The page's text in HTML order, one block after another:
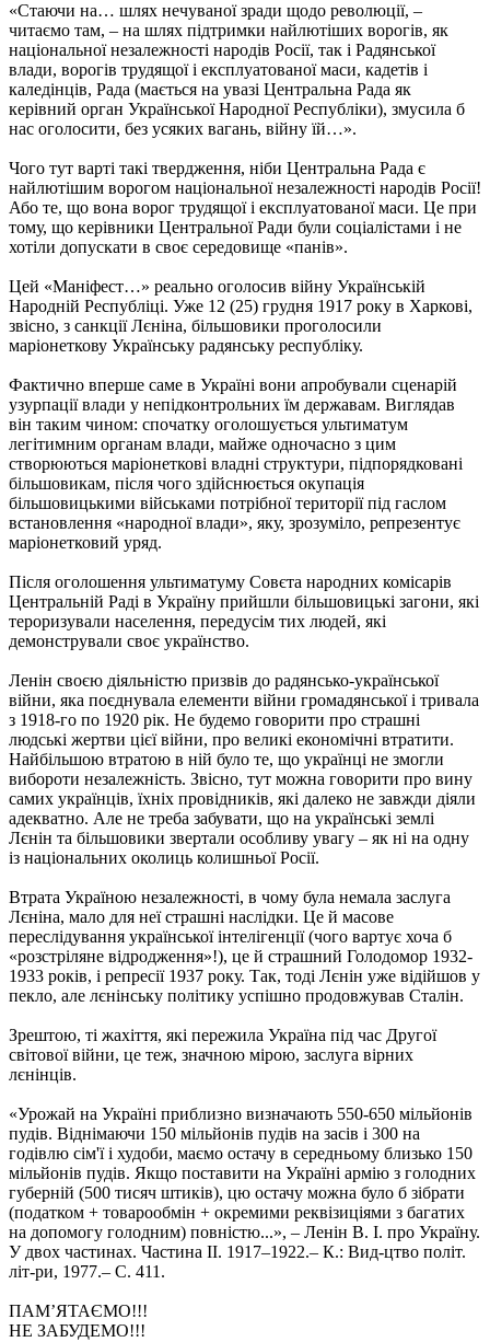
«Стаючи на… шлях нечуваної зради щодо революції, –
читаємо там, – на шлях підтримки найлютіших ворогів, як
національної незалежності народів Росії, так і Радянської
влади, ворогів трудящої і експлуатованої маси, кадетів і
каледінців, Рада (мається на увазі Центральна Рада як
керівний орган Української Народної Республіки), змусила б
нас оголосити, без усяких вагань, війну їй…».
Чого тут варті такі твердження, ніби Центральна Рада є
найлютішим ворогом національної незалежності народів Росії!
Або те, що вона ворог трудящої і експлуатованої маси. Це при
тому, що керівники Центральної Ради були соціалістами і не
хотіли допускати в своє середовище «панів».
Цей «Маніфест…» реально оголосив війну Українській
Народній Республіці. Уже 12 (25) грудня 1917 року в Харкові,
звісно, з санкції Лєніна, більшовики проголосили
маріонеткову Українську радянську республіку.
Фактично вперше саме в Україні вони апробували сценарій
узурпації влади у непідконтрольних їм державам. Виглядав
він таким чином: спочатку оголошується ультиматум
легітимним органам влади, майже одночасно з цим
створюються маріонеткові владні структури, підпорядковані
більшовикам, після чого здійснюється окупація
більшовицькими військами потрібної території під гаслом
встановлення «народної влади», яку, зрозуміло, репрезентує
маріонетковий уряд.
Після оголошення ультиматуму Совєта народних комісарів
Центральній Раді в Україну прийшли більшовицькі загони, які
тероризували населення, передусім тих людей, які
демонстрували своє українство.
Ленін своєю діяльністю призвів до радянсько-української
війни, яка поєднувала елементи війни громадянської і тривала
з 1918-го по 1920 рік. Не будемо говорити про страшні
людські жертви цієї війни, про великі економічні втратити.
Найбільшою втратою в ній було те, що українці не змогли
вибороти незалежність. Звісно, тут можна говорити про вину
самих українців, їхніх провідників, які далеко не завжди діяли
адекватно. Але не треба забувати, що на українські землі
Лєнін та більшовики звертали особливу увагу – як ні на одну
із національних околиць колишньої Росії.
Втрата Україною незалежності, в чому була немала заслуга
Лєніна, мало для неї страшні наслідки. Це й масове
переслідування української інтелігенції (чого вартує хоча б
«розстріляне відродження»!), це й страшний Голодомор 1932-
1933 років, і репресії 1937 року. Так, тоді Лєнін уже відійшов у
пекло, але лєнінську політику успішно продовжував Сталін.
Зрештою, ті жахіття, які пережила Україна під час Другої
світової війни, це теж, значною мірою, заслуга вірних
лєнінців.
«Урожай на Україні приблизно визначають 550-650 мільйонів
пудів. Віднімаючи 150 мільйонів пудів на засів і 300 на
годівлю сім'ї і худоби, маємо остачу в середньому близько 150
мільйонів пудів. Якщо поставити на Україні армію з голодних
губерній (500 тисяч штиків), цю остачу можна було б зібрати
(податком + товарообмін + окремими реквізиціями з багатих
на допомогу голодним) повністю...», – Ленін В. І. про Україну.
У двох частинах. Частина II. 1917–1922.– К.: Вид-цтво політ.
літ-ри, 1977.– С. 411.
ПАМ’ЯТАЄМО!!!
НЕ ЗАБУДЕМО!!!